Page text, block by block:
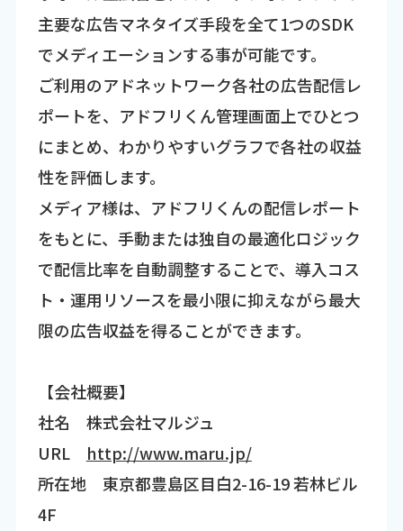
主要な広告マネタイズ手段を全て1つのSDK
でメディエーションする事が可能です。
ご利用のアドネットワーク各社の広告配信レ
ポートを、アドフリくん管理画面上でひとつ
にまとめ、わかりやすいグラフで各社の収益
性を評価します。
メディア様は、アドフリくんの配信レポート
をもとに、手動または独自の最適化ロジック
で配信比率を自動調整することで、導入コス
ト・運用リソースを最小限に抑えながら最大
限の広告収益を得ることができます。
【会社概要】
社名 株式会社マルジュ
URL http://www.maru.jp/
所在地 東京都豊島区目白2-16-19 若林ビル
4F